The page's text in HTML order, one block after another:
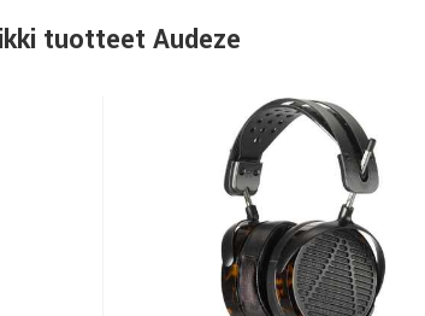
tuotteet Audeze